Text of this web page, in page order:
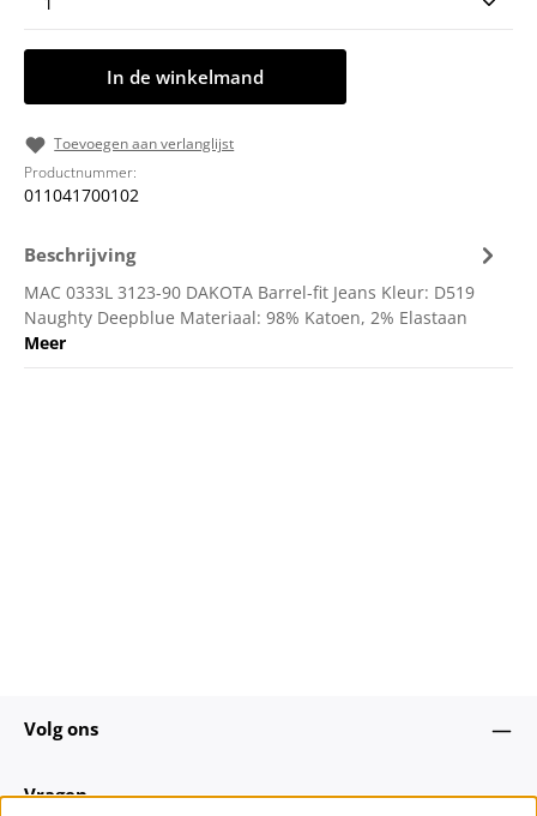
In de winkelmand
Toevoegen aan verlanglijst
Productnummer:
011041700102
Beschrijving
MAC 0333L 3123-90 DAKOTA Barrel-fit Jeans Kleur: D519
Naughty Deepblue Materiaal: 98% Katoen, 2% Elastaan
Meer
Volg ons
Vragen